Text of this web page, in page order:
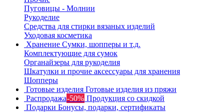
Пуговицы - Молнии
Рукоделие
Средства для стирки вязаных изделий
Уходовая косметика
Хранение Сумки, шопперы и т.д.
Комплектующие для сумок
Органайзеры для рукоделия
Шкатулки и прочие аксессуары для хранения
Шопперы
Готовые изделия Готовые изделия из пряжи
Распродажа-50% Продукция со скидкой
Подарки Бонусы, подарки, сертификаты